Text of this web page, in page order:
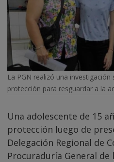
La PGN realizó una
protección para resguardar a la
Una adolescente de 15
protección luego de
Delegación Regional de
Procuraduría General de